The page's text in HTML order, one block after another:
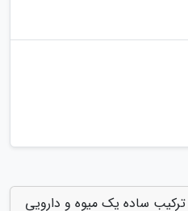
ساده یک میوه و دارویی